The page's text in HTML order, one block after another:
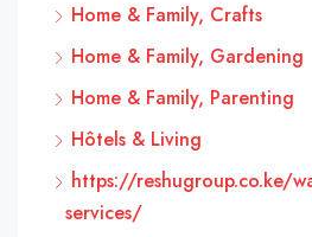
Home & Family, Crafts
Home & Family, Gardening
Home & Family, Parenting
Hôtels & Living
https://reshugroup.co.ke/
services/